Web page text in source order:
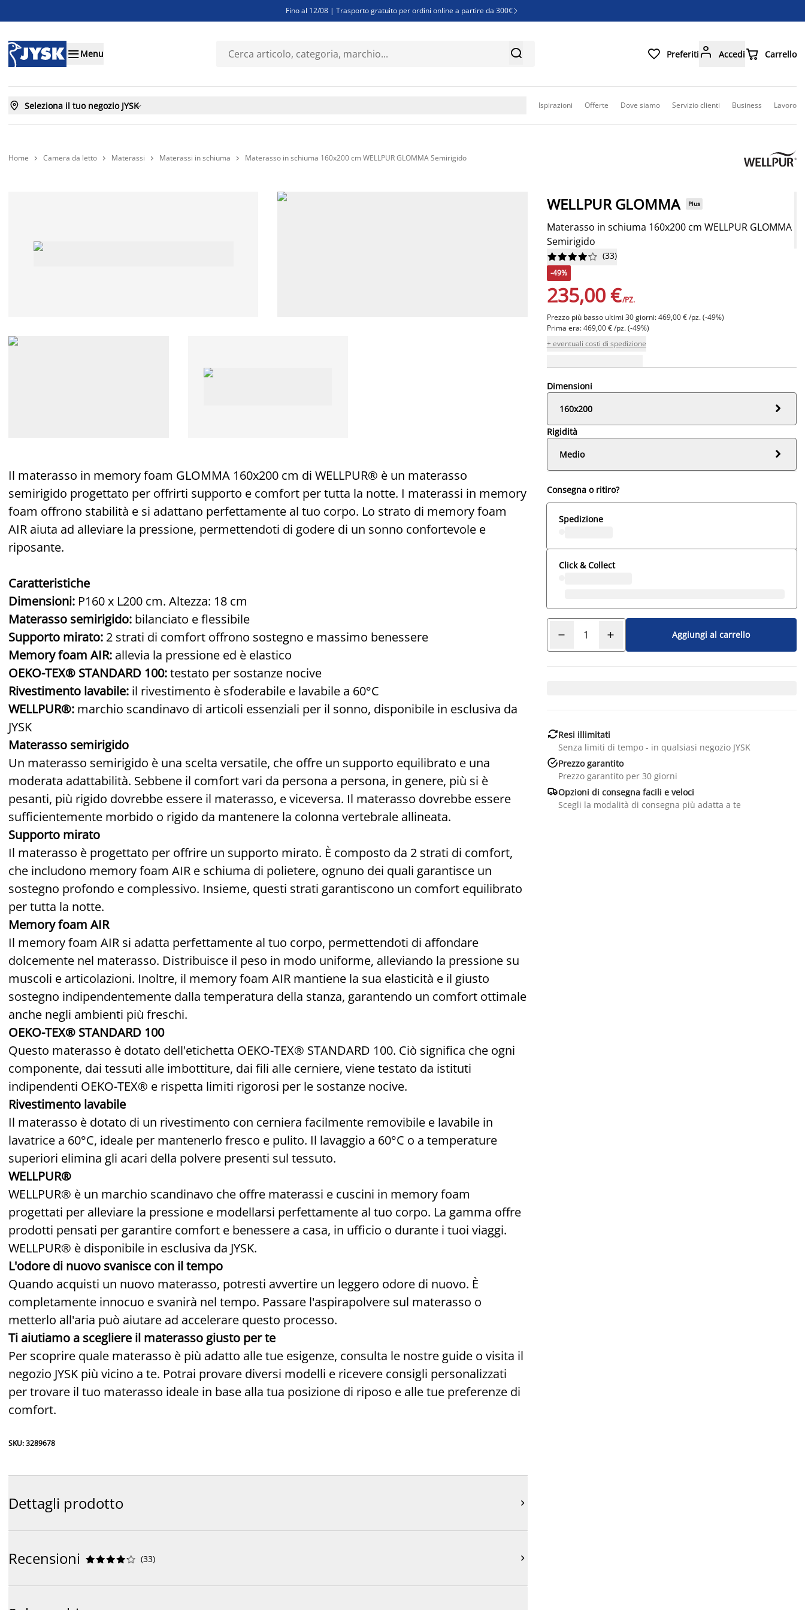
Fino al 12/08 | Trasporto gratuito per ordini online a partire da 300€ 
Finanziamenti - Scegli il piano di rimborso più adatto a te
Menu   Preferiti  Accedi Carrello
 Seleziona il tuo negozio JYSK Ispirazioni Offerte Dove siamo Servizio clienti Business Lavoro
Home  Camera da letto  Materassi  Materassi in schiuma  Materasso in schiuma 160x200 cm WELLPUR GLOMMA Semirigido
Il materasso in memory foam GLOMMA 160x200 cm di WELLPUR® è un materasso
semirigido progettato per offrirti supporto e comfort per tutta la notte. I materassi in memory
foam offrono stabilità e si adattano perfettamente al tuo corpo. Lo strato di memory foam
AIR aiuta ad alleviare la pressione, permettendoti di godere di un sonno confortevole e
riposante.
Caratteristiche
Dimensioni: P160 x L200 cm. Altezza: 18 cm
Materasso semirigido: bilanciato e flessibile
Supporto mirato: 2 strati di comfort offrono sostegno e massimo benessere
Memory foam AIR: allevia la pressione ed è elastico
OEKO-TEX® STANDARD 100:testato per sostanze nocive
Rivestimento lavabile: il rivestimento è sfoderabile e lavabile a 60°C
WELLPUR®: marchio scandinavo di articoli essenziali per il sonno, disponibile in esclusiva da
JYSK
Materasso semirigido
Un materasso semirigido è una scelta versatile, che offre un supporto equilibrato e una
moderata adattabilità. Sebbene il comfort vari da persona a persona, in genere, più si è
pesanti, più rigido dovrebbe essere il materasso, e viceversa. Il materasso dovrebbe essere
sufficientemente morbido o rigido da mantenere la colonna vertebrale allineata.
Supporto mirato
Il materasso è progettato per offrire un supporto mirato. È composto da 2 strati di comfort,
che includono memory foam AIR e schiuma di polietere, ognuno dei quali garantisce un
sostegno profondo e complessivo. Insieme, questi strati garantiscono un comfort equilibrato
per tutta la notte.
Memory foam AIR
Il memory foam AIR si adatta perfettamente al tuo corpo, permettendoti di affondare
dolcemente nel materasso. Distribuisce il peso in modo uniforme, alleviando la pressione su
muscoli e articolazioni. Inoltre, il memory foam AIR mantiene la sua elasticità e il giusto
sostegno indipendentemente dalla temperatura della stanza, garantendo un comfort ottimale
anche negli ambienti più freschi.
OEKO-TEX® STANDARD 100
Questo materasso è dotato dell'etichetta OEKO-TEX® STANDARD 100. Ciò significa che ogni
componente, dai tessuti alle imbottiture, dai fili alle cerniere, viene testato da istituti
indipendenti OEKO-TEX® e rispetta limiti rigorosi per le sostanze nocive.
Rivestimento lavabile
Il materasso è dotato di un rivestimento con cerniera facilmente removibile e lavabile in
lavatrice a 60°C, ideale per mantenerlo fresco e pulito. Il lavaggio a 60°C o a temperature
superiori elimina gli acari della polvere presenti sul tessuto.
WELLPUR®
WELLPUR® è un marchio scandinavo che offre materassi e cuscini in memory foam
progettati per alleviare la pressione e modellarsi perfettamente al tuo corpo. La gamma offre
prodotti pensati per garantire comfort e benessere a casa, in ufficio o durante i tuoi viaggi.
WELLPUR® è disponibile in esclusiva da JYSK.
L'odore di nuovo svanisce con il tempo
Quando acquisti un nuovo materasso, potresti avvertire un leggero odore di nuovo. È
completamente innocuo e svanirà nel tempo. Passare l'aspirapolvere sul materasso o
metterlo all'aria può aiutare ad accelerare questo processo.
Ti aiutiamo a scegliere il materasso giusto per te
Per scoprire quale materasso è più adatto alle tue esigenze, consulta le nostre guide o visita il
negozio JYSK più vicino a te. Potrai provare diversi modelli e ricevere consigli personalizzati
per trovare il tuo materasso ideale in base alla tua posizione di riposo e alle tue preferenze di
comfort.
SKU: 3289678
Dettagli prodotto 
Recensioni 




 (33) 
WELLPUR GLOMMA Plus
Materasso in schiuma 160x200 cm WELLPUR GLOMMA
Semirigido





 (33)
-49%
235,00 €/PZ.
Prezzo più basso ultimi 30 giorni: 469,00 € /pz. (-49%)
Prima era: 469,00 € /pz. (-49%)
+ eventuali costi di spedizione
Dimensioni
160x200

Rigidità
Medio

Consegna o ritiro?
Spedizione
Click & Collect
Aggiungi al carrello
Resi illimitati
Senza limiti di tempo - in qualsiasi negozio JYSK
Prezzo garantito
Prezzo garantito per 30 giorni
Opzioni di consegna facili e veloci
Scegli la modalità di consegna più adatta a te